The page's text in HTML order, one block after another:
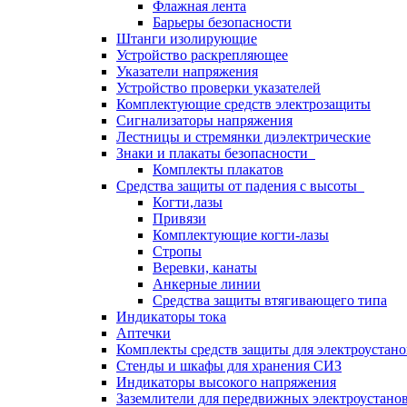
Флажная лента
Барьеры безопасности
Штанги изолирующие
Устройство раскрепляющее
Указатели напряжения
Устройство проверки указателей
Комплектующие средств электрозащиты
Сигнализаторы напряжения
Лестницы и стремянки диэлектрические
Знаки и плакаты безопасности
Комплекты плакатов
Средства защиты от падения с высоты
Когти,лазы
Привязи
Комплектующие когти-лазы
Стропы
Веревки, канаты
Анкерные линии
Средства защиты втягивающего типа
Индикаторы тока
Аптечки
Комплекты средств защиты для
Стенды и шкафы для хранения СИЗ
Индикаторы высокого напряжения
Заземлители для передвижных